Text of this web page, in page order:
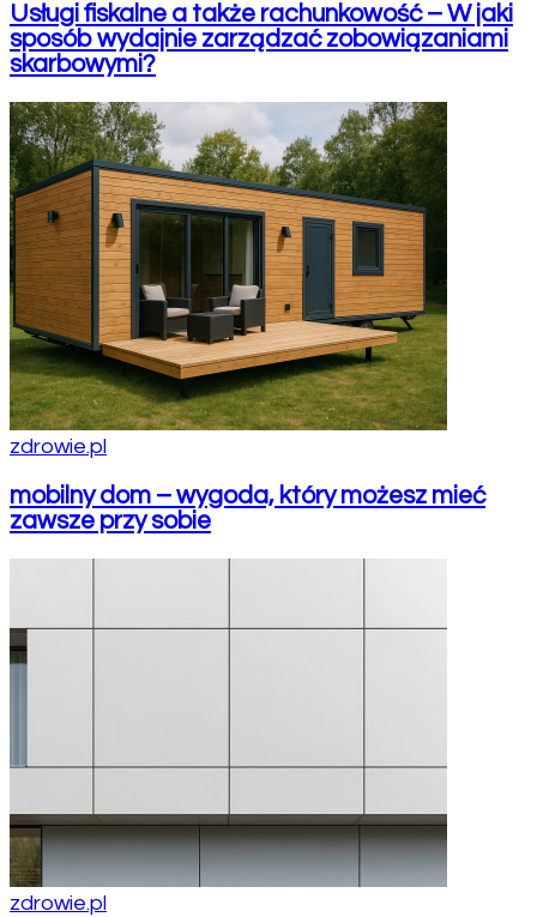
Usługi fiskalne a także rachunkowość – W jaki
sposób wydajnie zarządzać zobowiązaniami
skarbowymi?
zdrowie.pl
mobilny dom – wygoda, który możesz mieć
zawsze przy sobie
zdrowie.pl